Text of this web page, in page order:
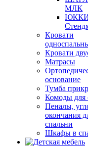
МЛК
Кровати
Кровати
Матрасы
основание
Тумба
Комоды для
Пеналы,
окончания
спальни
Шкафы в